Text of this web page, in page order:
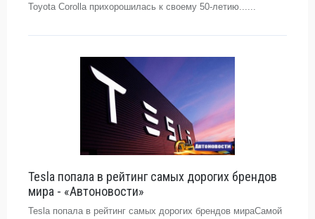
Toyota Corolla прихорошилась к своему 50-летию......
Tesla попала в рейтинг самых дорогих брендов
мира - «Автоновости»
Tesla попала в рейтинг самых дорогих брендов мираСамой